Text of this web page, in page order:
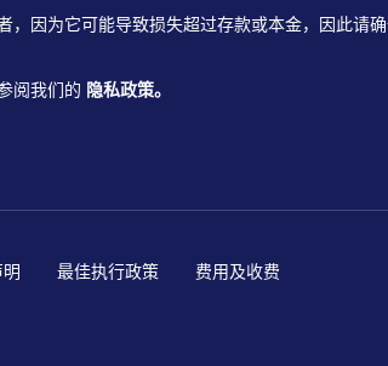
，因为它可能导致损失超过存款或本金，因此请
阅我们的 隐私政策。
最佳执行政策 费用及收费